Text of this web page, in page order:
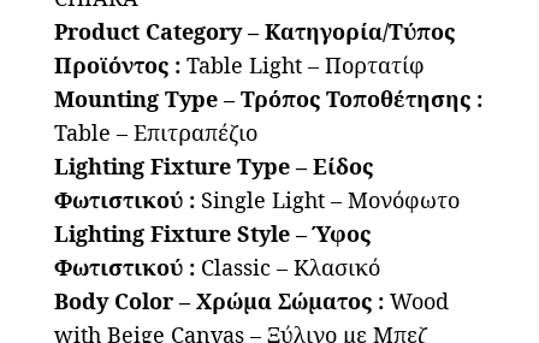
Product Category – Κατηγορία/Τύπος
Προϊόντος :Table Light – Πορτατίφ
Mounting Type – Τρόπος Τοποθέτησης :
Table – Επιτραπέζιο
Lighting Fixture Type – Είδος
Φωτιστικού :Single Light – Μονόφωτο
Lighting Fixture Style – Ύφος
Φωτιστικού :Classic – Κλασικό
Body Color – Χρώμα Σώματος :Wood
with Beige Canvas – Ξύλινο με Μπεζ